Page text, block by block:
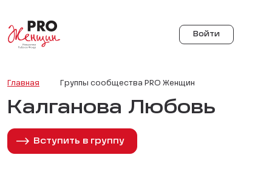
Войти
Главная Группы сообщества PRO Женщин
Калганова Любовь
Вступить в группу